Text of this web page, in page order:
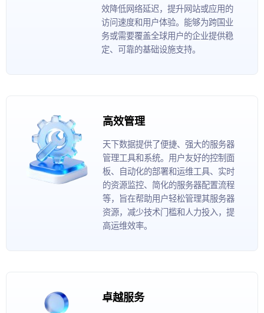
效降低网络延迟，提升网站或应用的
访问速度和用户体验。能够为跨国业
务或需要覆盖全球用户的企业提供稳
定、可靠的基础设施支持。
高效管理
天下数据提供了便捷、强大的服务器
管理工具和系统。用户友好的控制面
板、自动化的部署和运维工具、实时
的资源监控、简化的服务器配置流程
等，旨在帮助用户轻松管理其服务器
资源，减少技术门槛和人力投入，提
高运维效率。
卓越服务